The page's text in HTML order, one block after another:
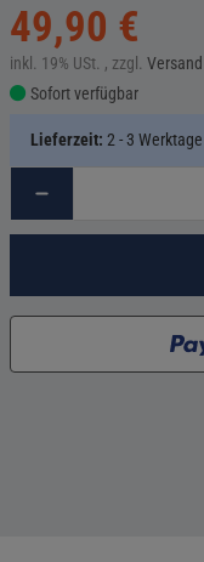
49,90 €
inkl. 19% USt. , zzgl. Versand
Sofort verfügbar
Lieferzeit: 2 - 3 Werktage